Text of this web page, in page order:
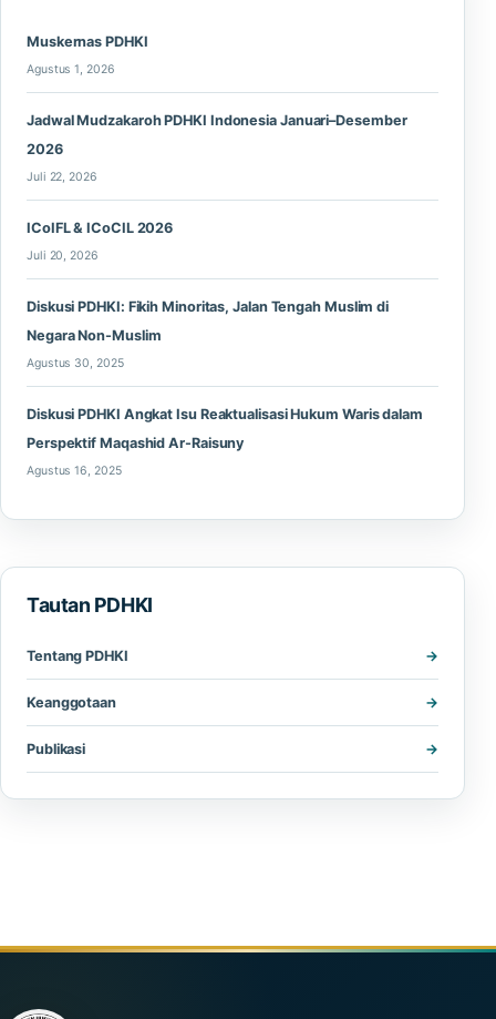
Muskernas PDHKI
Agustus 1, 2026
Jadwal Mudzakaroh PDHKI Indonesia Januari–Desember
2026
Juli 22, 2026
ICoIFL & ICoCIL 2026
Juli 20, 2026
Diskusi PDHKI: Fikih Minoritas, Jalan Tengah Muslim di
Negara Non-Muslim
Agustus 30, 2025
Diskusi PDHKI Angkat Isu Reaktualisasi Hukum Waris dalam
Perspektif Maqashid Ar-Raisuny
Agustus 16, 2025
Tautan PDHKI
Tentang PDHKI
Keanggotaan
Publikasi